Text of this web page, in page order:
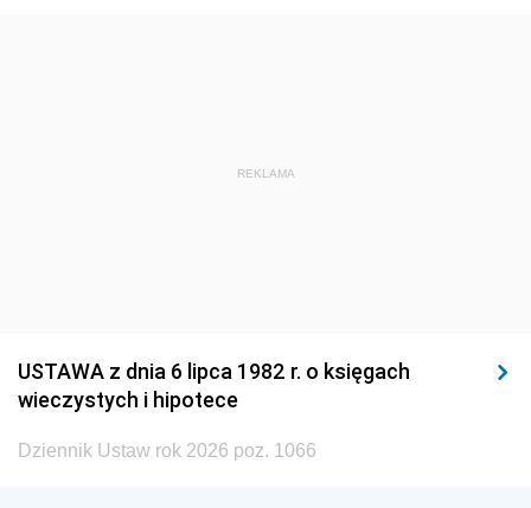
REKLAMA
USTAWA z dnia 6 lipca 1982 r. o księgach
wieczystych i hipotece
Dziennik Ustaw rok 2026 poz. 1066